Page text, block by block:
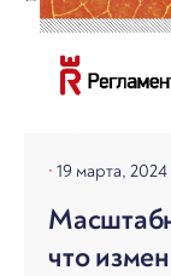
19 марта, 2024
что